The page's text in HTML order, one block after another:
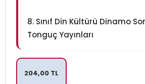
8. Sınıf Din Kültürü Dinamo
Tonguç Yayınları
204,00 TL